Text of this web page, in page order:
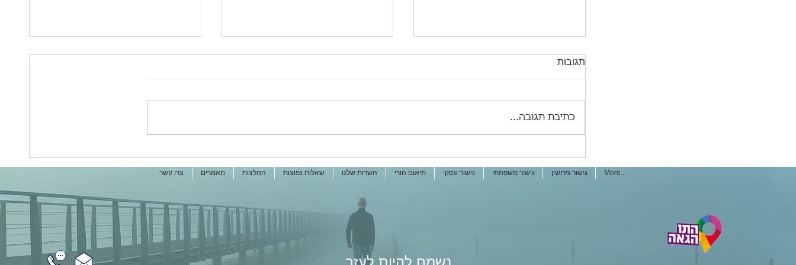
בגיל מבוגר
בישראל
הזוגיות שלכם
תגובות
כתיבת תגובה...
צרו קשר מאמרים המלצות שאלות נפוצות השרות שלנו תיאום הורי גישור עסקי גישור משפחתי גישור גירושין More...
נשמח להיות לעזר